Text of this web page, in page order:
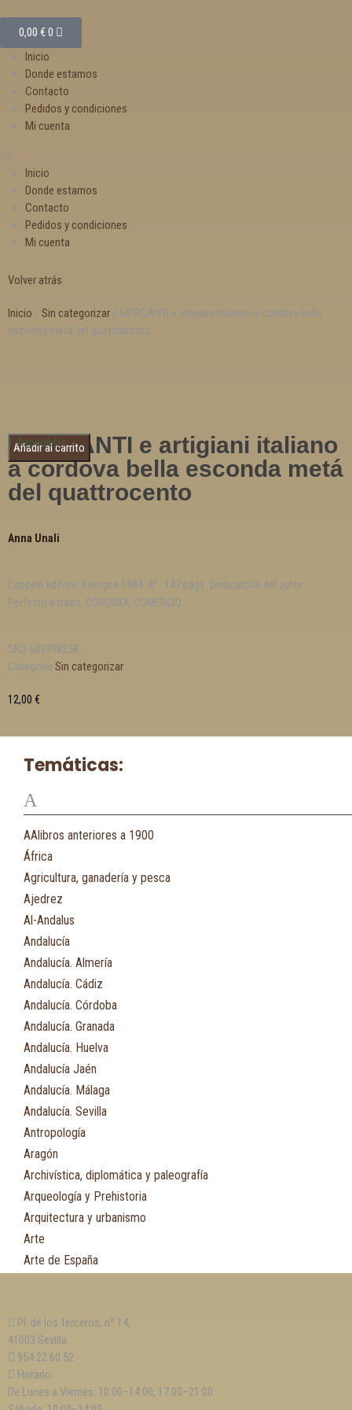
0,00 €0
Inicio
Donde estamos
Contacto
Pedidos y condiciones
Mi cuenta
Inicio
Donde estamos
Contacto
Pedidos y condiciones
Mi cuenta
Temáticas:
A
AAlibros anteriores a 1900
África
Agricultura, ganadería y pesca
Ajedrez
Al-Andalus
Andalucía
Andalucía. Almería
Andalucía. Cádiz
Andalucía. Córdoba
Andalucía. Granada
Andalucía. Huelva
Andalucía Jaén
Andalucía. Málaga
Andalucía. Sevilla
Antropología
Aragón
Archivística, diplomática y paleografía
Arqueología y Prehistoria
Arquitectura y urbanismo
Arte
Arte de España
Asturias
Automovilismo, ciclismo y Motociclismo
Aviación y Aeronáutica
B
Volver atrás
Inicio / Sin categorizar / MERCANTI e artigiani italiano a cordova bella
esconda metá del quattrocento
MERCANTI e artigiani italiano
a cordova bella esconda metá
del quattrocento
Anna Unali
Cappelli editore. Bologna 1984. 4° . 147 págs. Dedicatoria del autor.
Perfecto estado. CÓRDOBA. COMERCIO
SKU 603098258
Categoría Sin categorizar
12,00 €
1 disponibles
Añadir al carrito
Pl. de los Terceros, nº 14,
41003 Sevilla
954 22 60 52
Horario:
De Lunes a Viernes: 10:00–14:00, 17:00–21:00